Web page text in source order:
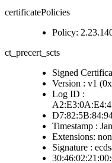
certificatePolicies
Policy:
ct_precert_scts
Signed
Version : v1
Log ID :
Timestamp :
Extensions:
Signature :